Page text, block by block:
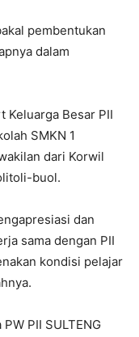
pembentukan
dalam
Besar PII
SMKN 1
dari Korwil
buol.
dan
sama dengan PII
kondisi pelajar
PII SULTENG